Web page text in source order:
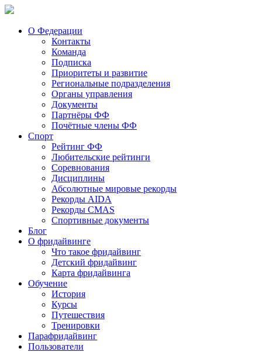
О Федерации
Контакты
Команда
Подписка
Приоритеты и развитие
Региональные подразделения
Органы управления
Документы
Партнёры ФФ
Почётные члены ФФ
Спорт
Рейтинг ФФ
Любительские рейтинги
Соревнования
Дисциплины
Абсолютные мировые рекорды
Рекорды AIDA
Рекорды CMAS
Спортивные документы
Блог
О фридайвинге
Что такое фридайвинг
Детский фридайвинг
Карта фридайвинга
Обучение
История
Курсы
Путешествия
Тренировки
Парафридайвинг
Пользователи